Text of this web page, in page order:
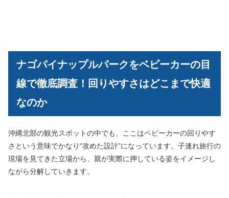
ナゴパイナップルパークをベビーカーの目
線で徹底調査！回りやすさはどこまで快適
なのか
沖縄北部の観光スポットの中でも、ここはベビーカーの回りやす
さという意味でかなり“攻めた設計”になっています。子連れ旅行の
現場を見てきた立場から、親が実際に押している姿をイメージし
ながら分解していきます。